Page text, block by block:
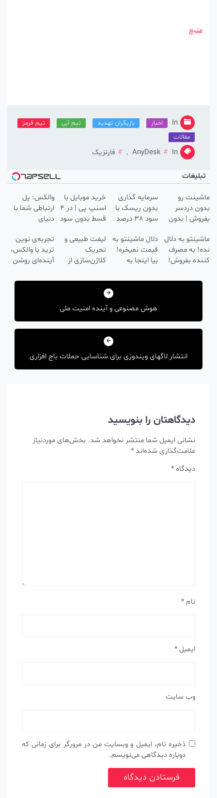
In اخبار بازیگران تهدید تیم آبی
تیم قرمز
مقالات
In
AnyDesk
, فارنزیک
رو
دردسر
| بدون
سرمایه گذاری
بدون ریسک با
سود 38 درصد
خرید موبایل با
اسنپ پی | در ۴
قسط بدون سود
والکس: پل
ارتباطی شما با
دنیای
دیجیتال
به دلال
به مصرف
بفروش!
تماس
دلال ماشینتو به
قیمت نمیخره!
بیا اینجا به
بفروش*فقط
لیفت طبیعی و
تحریک
کلاژن‌سازی از
24ماه ماندگاری
✅ جوان شو
تجربه‌ی نوین
ترید با والکس،
آینده‌ای روشن
شماست
هوش مصنوعی و آینده امنیت ملی
انتشار لاگهای ویندوزی برای شناسایی حملات باج افزاری
دیدگاهتان را بنویسید
نشانی ایمیل شما منتشر نخواهد شد.بخش‌های موردنیاز
علامت‌گذاری شده‌اند*
دیدگاه*
ایمیل*
وب‌ سایت
ذخیره نام، ایمیل و وبسایت من در مرورگر برای زمانی که
دوباره دیدگاهی می‌نویسم.